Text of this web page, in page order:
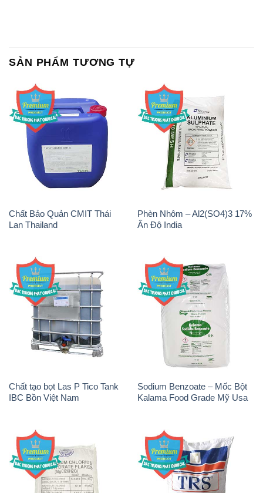
SẢN PHẨM TƯƠNG TỰ
Chất Bảo Quản CMIT Thái
Lan Thailand
Phèn Nhôm – Al2(SO4)3 17%
Ấn Độ India
Chất tạo bọt Las P Tico Tank
IBC Bồn Việt Nam
Sodium Benzoate – Mốc Bột
Kalama Food Grade Mỹ Usa